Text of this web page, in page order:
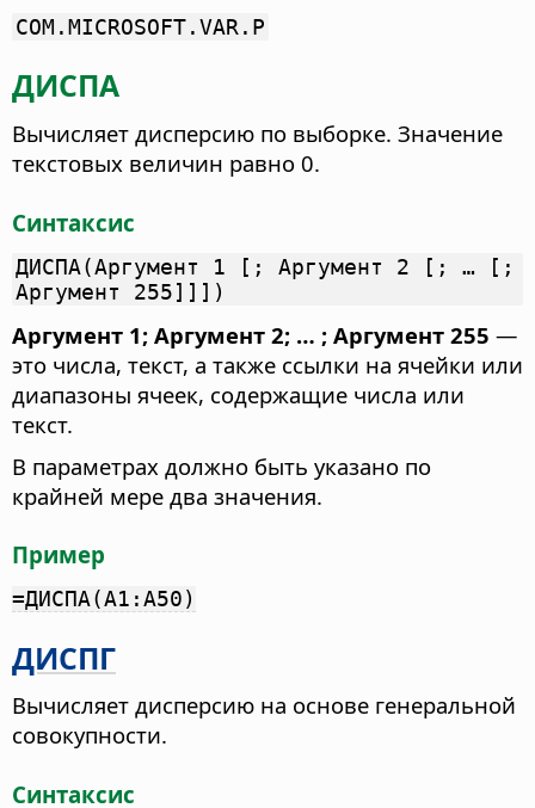
COM.MICROSOFT.VAR.P
ДИСПА
Вычисляет дисперсию по выборке. Значение
текстовых величин равно 0.
Синтаксис
ДИСПА(Аргумент 1 [; Аргумент 2 [; … [;
Аргумент 255]]])
Аргумент 1; Аргумент 2; … ; Аргумент 255 —
это числа, текст, а также ссылки на ячейки или
диапазоны ячеек, содержащие числа или
текст.
В параметрах должно быть указано по
крайней мере два значения.
Пример
=ДИСПА(A1:A50)
ДИСПГ
Вычисляет дисперсию на основе генеральной
совокупности.
Синтаксис